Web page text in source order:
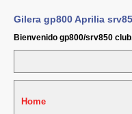
Gilera gp800 Aprilia
Bienvenido gp800/srv850
Home